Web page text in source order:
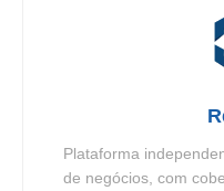
Plataforma
de negócios, com